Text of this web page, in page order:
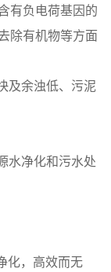
有负电荷基因的
除有机物等方面
及余浊低、污泥
水净化和污水处
化，高效而无